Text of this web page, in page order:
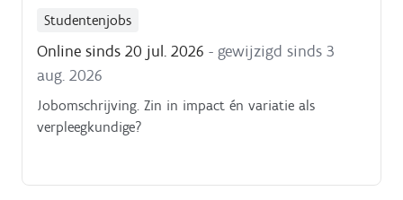
Studentenjobs
Online sinds 20 jul. 2026 - gewijzigd sinds 3
aug. 2026
Jobomschrijving. Zin in impact én variatie als
verpleegkundige?